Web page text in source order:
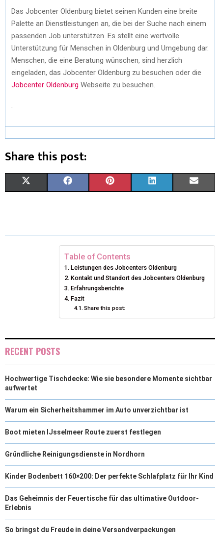
Das Jobcenter Oldenburg bietet seinen Kunden eine breite
Palette an Dienstleistungen an, die bei der Suche nach einem
passenden Job unterstützen. Es stellt eine wertvolle
Unterstützung für Menschen in Oldenburg und Umgebung dar.
Menschen, die eine Beratung wünschen, sind herzlich
eingeladen, das Jobcenter Oldenburg zu besuchen oder die
Jobcenter Oldenburg Webseite zu besuchen.
Share this post:
W
)
E
B
O
O
K
T
R
E
S
K
D
I
Table of Contents
Leistungen des Jobcenters Oldenburg
Kontakt und Standort des Jobcenters Oldenburg
Erfahrungsberichte
Fazit
Share this post:
RECENT POSTS
Hochwertige Tischdecke: Wie sie besondere Momente sichtbar
aufwertet
Warum ein Sicherheitshammer im Auto unverzichtbar ist
Boot mieten IJsselmeer Route zuerst festlegen
Gründliche Reinigungsdienste in Nordhorn
Kinder Bodenbett 160×200: Der perfekte Schlafplatz für Ihr Kind
Das Geheimnis der Feuertische für das ultimative Outdoor-
Erlebnis
So bringst du Freude in deine Versandverpackungen